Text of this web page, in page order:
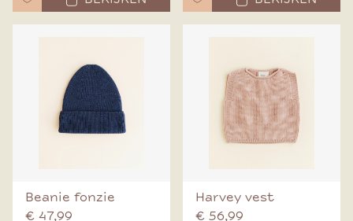
Beanie fonzie
€ 47,99
Harvey vest
€ 56,99